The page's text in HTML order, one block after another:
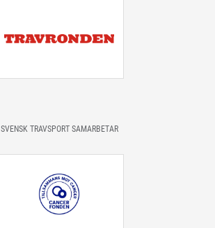
SVENSK TRAVSPORT SAMARBETAR